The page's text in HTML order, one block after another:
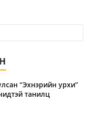
“Эхнэрийн урхи”
танилц